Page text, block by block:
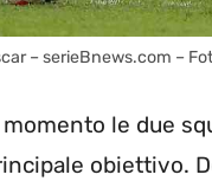
– serieBnews.com –
le due
obiettivo.